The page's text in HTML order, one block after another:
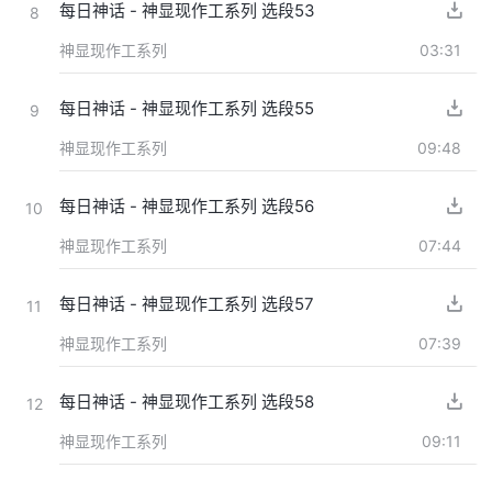
8 每日神话 - 神显现作工系列 选段53
神显现作工系列 03:31
9 每日神话 - 神显现作工系列 选段55
神显现作工系列 09:48
10 每日神话 - 神显现作工系列 选段56
神显现作工系列 07:44
11 每日神话 - 神显现作工系列 选段57
神显现作工系列 07:39
12 每日神话 - 神显现作工系列 选段58
神显现作工系列 09:11